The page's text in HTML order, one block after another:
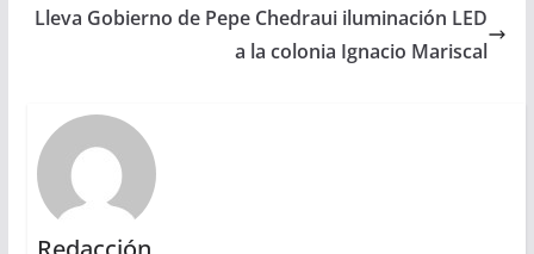
Lleva Gobierno de Pepe Chedraui iluminación LED
a la colonia Ignacio Mariscal